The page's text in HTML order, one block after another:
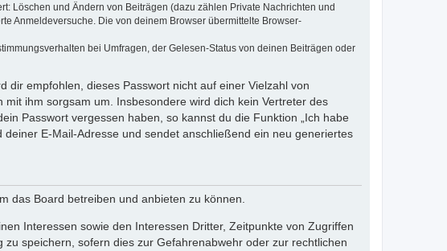
Löschen und Ändern von Beiträgen (dazu zählen Private Nachrichten und
Anmeldeversuche. Die von deinem Browser übermittelte Browser-
bei Umfragen, der Gelesen-Status von deinen Beiträgen oder
dir empfohlen, dieses Passwort nicht auf einer Vielzahl von
ihm sorgsam um. Insbesondere wird dich kein Vertreter des
Passwort vergessen haben, so kannst du die Funktion „Ich habe
E-Mail-Adresse und sendet anschließend ein neu generiertes
das Board betreiben und anbieten zu können.
Interessen sowie den Interessen Dritter, Zeitpunkte von Zugriffen
speichern, sofern dies zur Gefahrenabwehr oder zur rechtlichen